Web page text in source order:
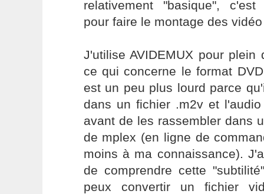
relativement "basique", c'est
pour faire le montage des
J'utilise AVIDEMUX pour
ce qui concerne le format
est un peu plus lourd parce
dans un fichier .m2v et
avant de les rassembler dans
de mplex (en ligne de
moins à ma connaissance).
de comprendre cette
peux convertir un fichier